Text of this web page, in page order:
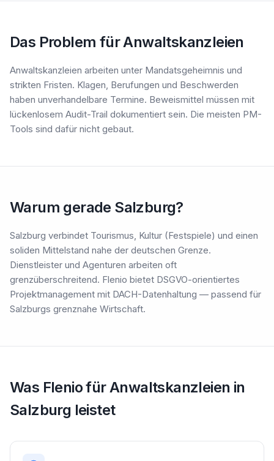
Das Problem für Anwaltskanzleien
Anwaltskanzleien arbeiten unter Mandatsgeheimnis und
strikten Fristen. Klagen, Berufungen und Beschwerden
haben unverhandelbare Termine. Beweismittel müssen mit
lückenlosem Audit-Trail dokumentiert sein. Die meisten PM-
Tools sind dafür nicht gebaut.
Warum gerade Salzburg?
Salzburg verbindet Tourismus, Kultur (Festspiele) und einen
soliden Mittelstand nahe der deutschen Grenze.
Dienstleister und Agenturen arbeiten oft
grenzüberschreitend. Flenio bietet DSGVO-orientiertes
Projektmanagement mit DACH-Datenhaltung — passend für
Salzburgs grenznahe Wirtschaft.
Was Flenio für Anwaltskanzleien in
Salzburg leistet